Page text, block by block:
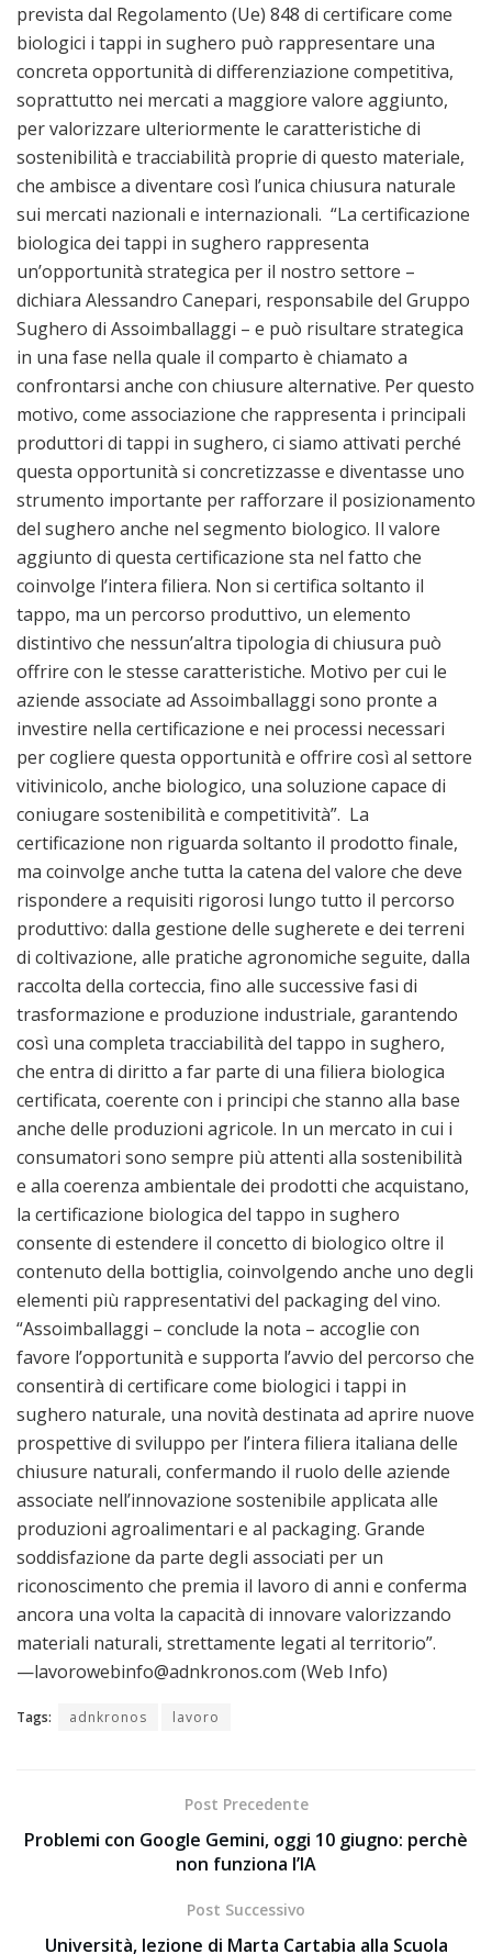
prevista dal Regolamento (Ue) 848 di certificare come
biologici i tappi in sughero può rappresentare una
concreta opportunità di differenziazione competitiva,
soprattutto nei mercati a maggiore valore aggiunto,
per valorizzare ulteriormente le caratteristiche di
sostenibilità e tracciabilità proprie di questo materiale,
che ambisce a diventare così l’unica chiusura naturale
sui mercati nazionali e internazionali. “La certificazione
biologica dei tappi in sughero rappresenta
un’opportunità strategica per il nostro settore –
dichiara Alessandro Canepari, responsabile del Gruppo
Sughero di Assoimballaggi – e può risultare strategica
in una fase nella quale il comparto è chiamato a
confrontarsi anche con chiusure alternative. Per questo
motivo, come associazione che rappresenta i principali
produttori di tappi in sughero, ci siamo attivati perché
questa opportunità si concretizzasse e diventasse uno
strumento importante per rafforzare il posizionamento
del sughero anche nel segmento biologico. Il valore
aggiunto di questa certificazione sta nel fatto che
coinvolge l’intera filiera. Non si certifica soltanto il
tappo, ma un percorso produttivo, un elemento
distintivo che nessun’altra tipologia di chiusura può
offrire con le stesse caratteristiche. Motivo per cui le
aziende associate ad Assoimballaggi sono pronte a
investire nella certificazione e nei processi necessari
per cogliere questa opportunità e offrire così al settore
vitivinicolo, anche biologico, una soluzione capace di
coniugare sostenibilità e competitività”. La
certificazione non riguarda soltanto il prodotto finale,
ma coinvolge anche tutta la catena del valore che deve
rispondere a requisiti rigorosi lungo tutto il percorso
produttivo: dalla gestione delle sugherete e dei terreni
di coltivazione, alle pratiche agronomiche seguite, dalla
raccolta della corteccia, fino alle successive fasi di
trasformazione e produzione industriale, garantendo
così una completa tracciabilità del tappo in sughero,
che entra di diritto a far parte di una filiera biologica
certificata, coerente con i principi che stanno alla base
anche delle produzioni agricole. In un mercato in cui i
consumatori sono sempre più attenti alla sostenibilità
e alla coerenza ambientale dei prodotti che acquistano,
la certificazione biologica del tappo in sughero
consente di estendere il concetto di biologico oltre il
contenuto della bottiglia, coinvolgendo anche uno degli
elementi più rappresentativi del packaging del vino.
“Assoimballaggi – conclude la nota – accoglie con
favore l’opportunità e supporta l’avvio del percorso che
consentirà di certificare come biologici i tappi in
sughero naturale, una novità destinata ad aprire nuove
prospettive di sviluppo per l’intera filiera italiana delle
chiusure naturali, confermando il ruolo delle aziende
associate nell’innovazione sostenibile applicata alle
produzioni agroalimentari e al packaging. Grande
soddisfazione da parte degli associati per un
riconoscimento che premia il lavoro di anni e conferma
ancora una volta la capacità di innovare valorizzando
materiali naturali, strettamente legati al territorio”.
—lavorowebinfo@adnkronos.com (Web Info)
Tags: adnkronos lavoro
Post Precedente
Problemi con Google Gemini, oggi 10 giugno: perchè
non funziona l’IA
Post Successivo
Università, lezione di Marta Cartabia alla Scuola